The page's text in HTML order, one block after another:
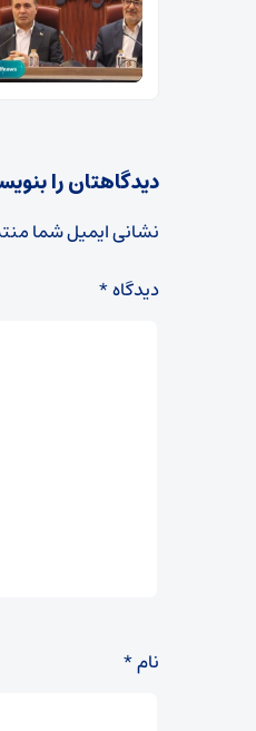
دیدگاهتان را
نشانی ایمیل شما
دیدگاه*
نام*